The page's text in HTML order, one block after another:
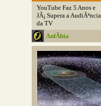
YouTube Faz 5 Anos e
JÃ¡ Supera a AudiÃªncia
da TV
AnfÃ­bia